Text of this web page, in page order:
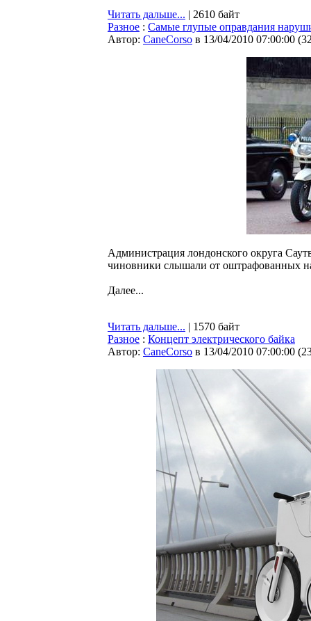
Читать дальше... | 2610 байт
Разное : Самые глупые оправдания
Автор: CaneCorso в 13/04/2010 07:00:00 (
Администрация лондонского округа
чиновники слышали от оштрафованных
Далее...
Читать дальше... | 1570 байт
Разное : Концепт электрического байка
Автор: CaneCorso в 13/04/2010 07:00:00 (